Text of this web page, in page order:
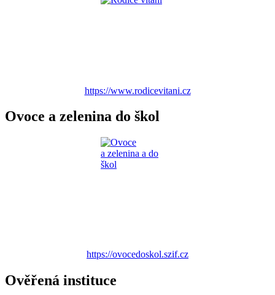
https://www.rodicevitani.cz
Ovoce a zelenina do škol
https://ovocedoskol.szif.cz
Ověřená instituce